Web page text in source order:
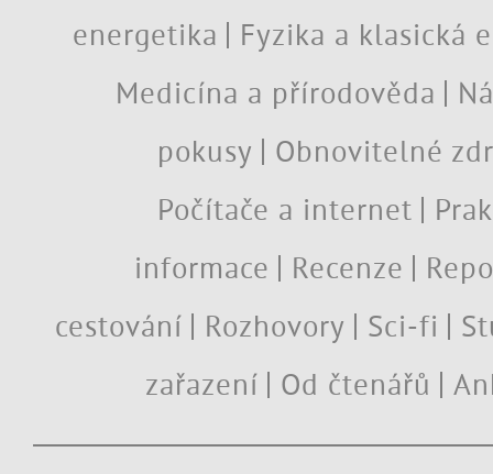
energetika
Fyzika a klasická
Medicína a přírodověda
pokusy
Obnovitelné
Počítače a internet
informace
Recenze
cestování
Rozhovory Sci-fi
zařazení
Od čtenářů